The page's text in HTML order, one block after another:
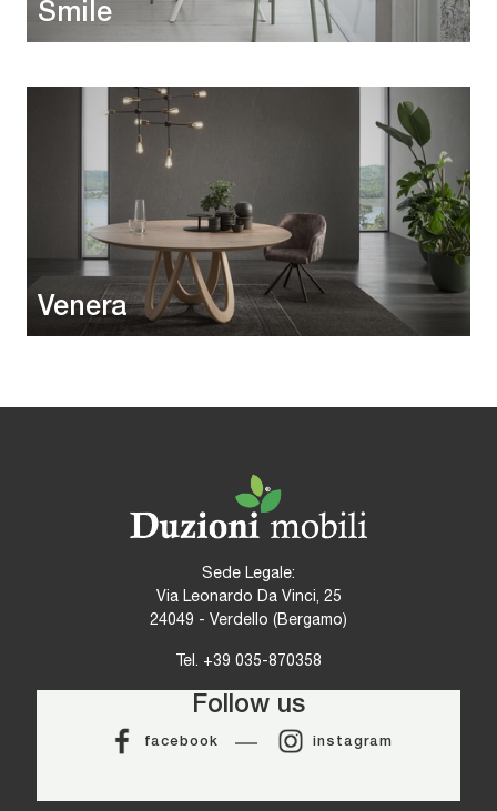
Smile
Venera
Sede Legale:
Via Leonardo Da Vinci, 25
24049 - Verdello (Bergamo)
Tel. +39 035-870358
Follow us
facebook instagram